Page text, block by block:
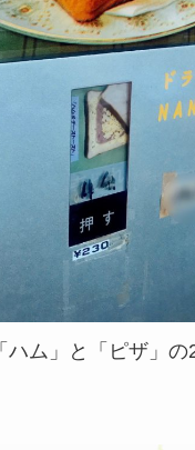
ム」と「ピザ」の